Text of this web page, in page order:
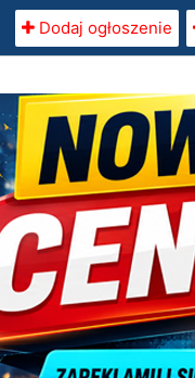
Dodaj ogłoszenie